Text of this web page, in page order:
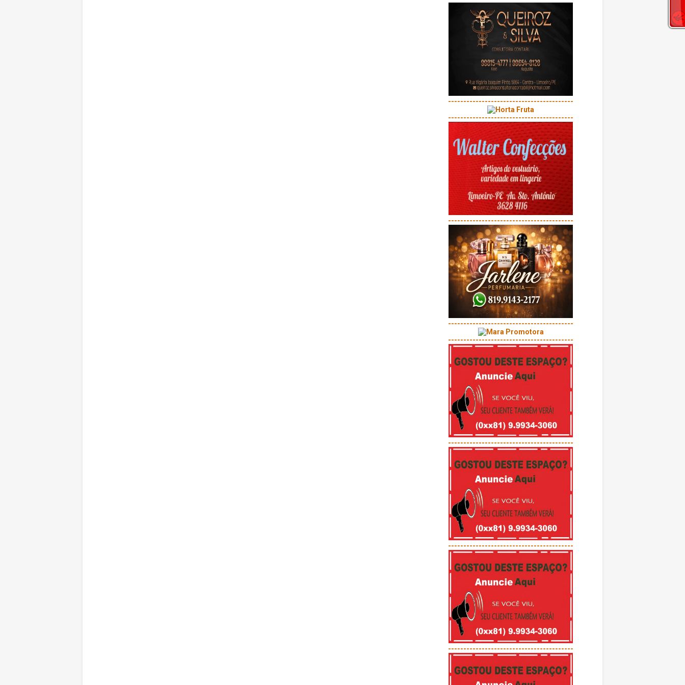
-----------------------------------------
-----------------------------------------
-----------------------------------------
-----------------------------------------
-----------------------------------------
-----------------------------------------
-----------------------------------------
-----------------------------------------